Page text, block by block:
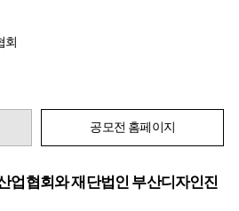
회
공모전 홈페이지
업협회와 재단법인 부산디자인진